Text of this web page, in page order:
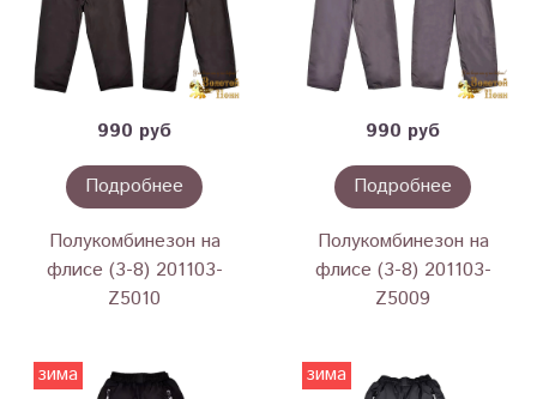
990 руб
Подробнее
Полукомбинезон на
флисе (3-8) 201103-
Z5010
990 руб
Подробнее
Полукомбинезон на
флисе (3-8) 201103-
Z5009
зима зима